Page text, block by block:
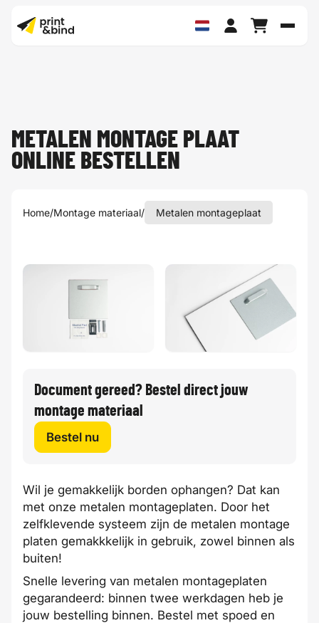
METALEN MONTAGE PLAAT
ONLINE BESTELLEN
Home/Montage materiaal/ Metalen montageplaat
Document gereed? Bestel direct jouw
montage materiaal
Bestel nu
Wil je gemakkelijk borden ophangen? Dat kan
met onze metalen montageplaten. Door het
zelfklevende systeem zijn de metalen montage
platen gemakkkelijk in gebruik, zowel binnen als
buiten!
Snelle levering van metalen montageplaten
gegarandeerd: binnen twee werkdagen heb je
jouw bestelling binnen. Bestel met spoed en